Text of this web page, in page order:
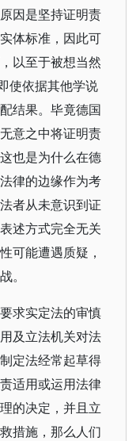
因是坚持证明责
体标准，因此可
以至于被想当然
使依据其他学说
结果。毕竟德国
意之中将证明责
也是为什么在德
律的边缘作为考
者从未意识到证
述方式完全无关
可能遭遇质疑，
。
求实定法的审慎
及立法机关对法
定法经常起草得
适用或运用法律
的决定，并且立
措施，那么人们